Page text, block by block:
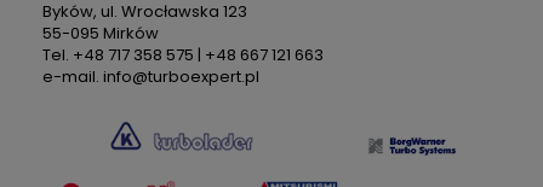
Byków, ul. Wrocławska 123
55-095 Mirków
Tel. +48 717 358 575 | +48 667 121 663
e-mail. info@turboexpert.pl